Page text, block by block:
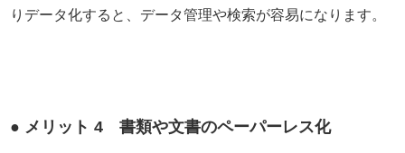
りデータ化すると、データ管理や検索が容易になります。
● メリット 4 書類や文書のペーパーレス化